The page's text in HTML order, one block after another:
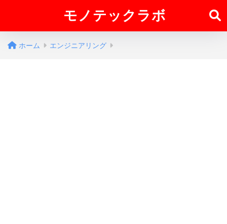
モノテックラボ
ホーム エンジニアリング